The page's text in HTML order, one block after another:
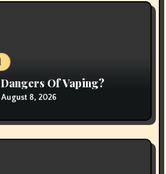
Of Vaping?
August 8, 2026